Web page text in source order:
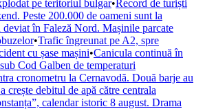
pe teritoriul bulgar•Record de turiști
Peste 200.000 de oameni sunt la
în Faleză Nord. Mașinile parcate
•Trafic îngreunat pe A2, spre
cu șase mașini•Canicula continuă în
Cod Galben de temperaturi
cronometru la Cernavodă. Două barje au
crește debitul de apă către centrala
calendar istoric 8 august. Drama